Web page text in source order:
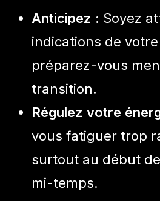
Anticipez : Soyez
indications de
préparez-vous
transition.
Régulez votre
vous fatiguer trop
surtout au début
mi-temps.